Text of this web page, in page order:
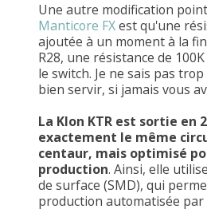
Une autre modification
Manticore FXest qu'une
ajoutée à un moment à la
R28, une résistance de
le switch. Je ne sais pas
bien servir, si jamais vous
La Klon KTR est sortie en
exactement le même
centaur, mais optimisé
production. Ainsi, elle
de surface (SMD), qui
production automatisée